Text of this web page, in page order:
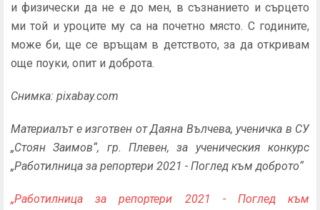
и физически да не е до мен, в съзнанието и сърцето
ми той и уроците му са на почетно място. С годините,
може би, ще се връщам в детството, за да откривам
още поуки, опит и доброта.
Снимка: pixabay.com
Материалът е изготвен отДаяна Вълчева, ученичка в СУ
„Стоян Заимов“, гр. Плевен, за ученическия конкурс
„Работилница за репортери 2021 - Поглед към доброто“
„Работилница за репортери 2021 - Поглед към